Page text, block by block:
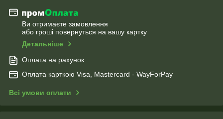
Ви отримаєте замовлення
або гроші повернуться на вашу картку
Детальніше
Оплата на рахунок
Оплата карткою Visa, Mastercard - WayForPay
Всі умови оплати